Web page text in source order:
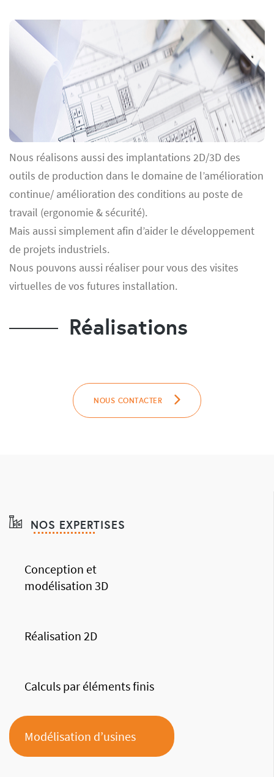
Nous réalisons aussi des implantations 2D/3D des
outils de production dans le domaine de l’amélioration
continue/ amélioration des conditions au poste de
travail (ergonomie & sécurité).
Mais aussi simplement afin d’aider le développement
de projets industriels.
Nous pouvons aussi réaliser pour vous des visites
virtuelles de vos futures installation.
Réalisations
NOUS CONTACTER
NOS EXPERTISES
Conception et
modélisation 3D
Réalisation 2D
Calculs par éléments finis
Modélisation d’usines